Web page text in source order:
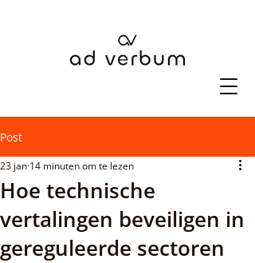
Post
Hoe technische
vertalingen beveiligen in
gereguleerde sectoren
23 jan 14 minuten om te lezen